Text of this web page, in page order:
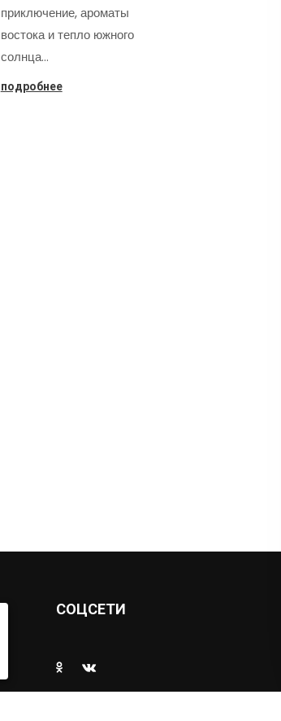
приключение, ароматы
востока и тепло южного
солнца…
подробнее
СОЦСЕТИ